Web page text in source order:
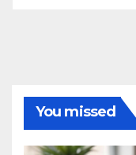
You missed